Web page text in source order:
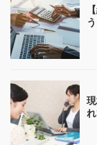
う